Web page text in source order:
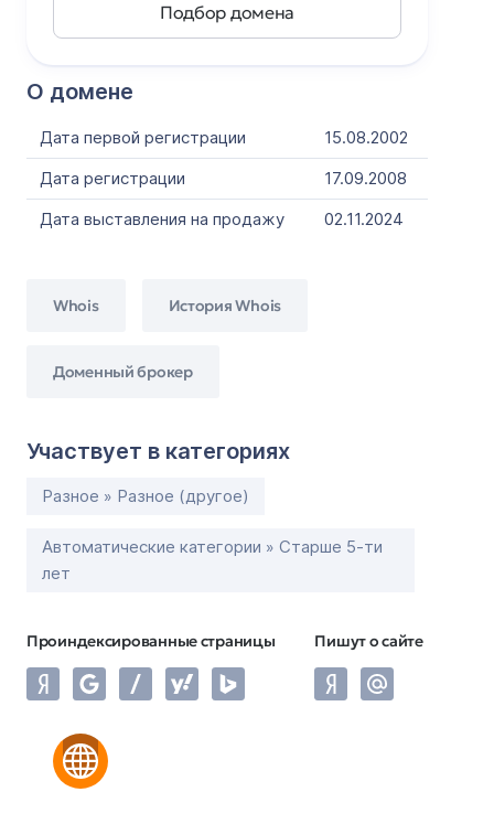
О домене
Дата первой регистрации
15.08.2002
Дата регистрации
17.09.2008
Дата выставления на продажу
02.11.2024
Whois История Whois
Доменный брокер
Участвует в категориях
Разное » Разное (другое)
Автоматические категории » Старше 5-ти
лет
Проиндексированные страницы Пишут о сайте
Подбор домена